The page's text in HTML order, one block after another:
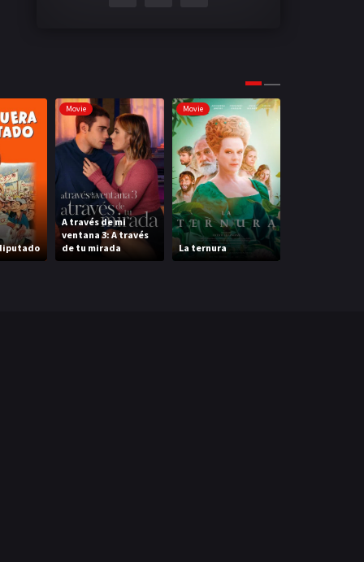
Movie
A través de mi
ventana 3: A través
de tu mirada
Movie
La ternura